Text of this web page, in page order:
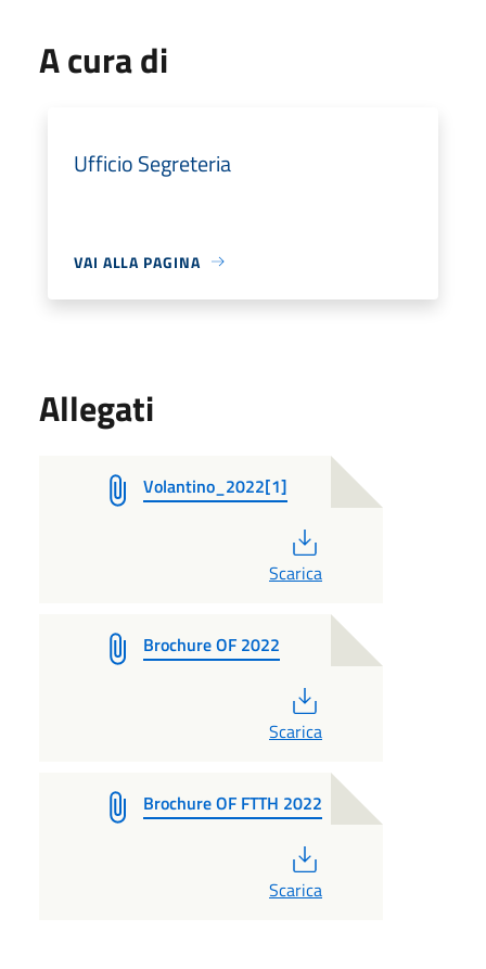
A cura di
Ufficio Segreteria
VAI ALLA PAGINA
Allegati
Volantino_2022[1]
Scarica
Brochure OF 2022
Scarica
Brochure OF FTTH 2022
Scarica